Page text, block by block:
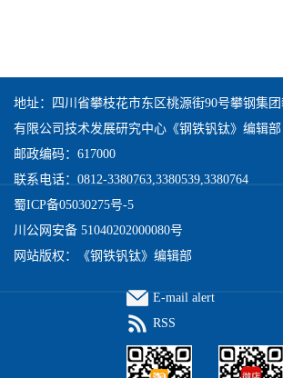
地址：四川省攀枝花市东区桃源街90号攀钢集
有限公司技术发展研究中心《钢铁钒钛》编辑部
邮政编码：617000
联系电话：0812-3380763,3380539,3380764
蜀ICP备05030275号-5
川公网安备 51040202000080号
网站版权：《钢铁钒钛》编辑部
E-mail alert
RSS